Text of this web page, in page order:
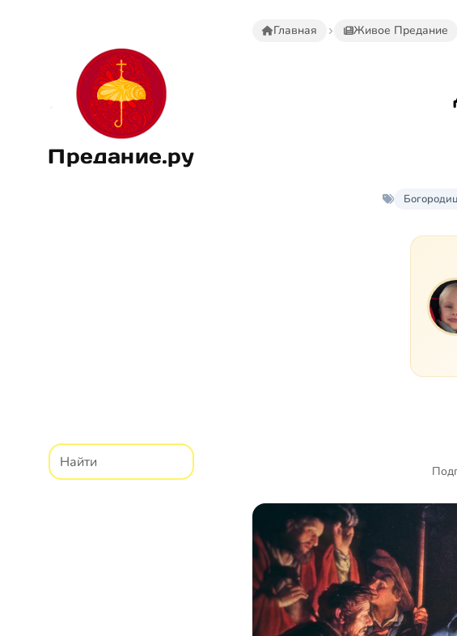
Предание.ру
Главная Живое Предание